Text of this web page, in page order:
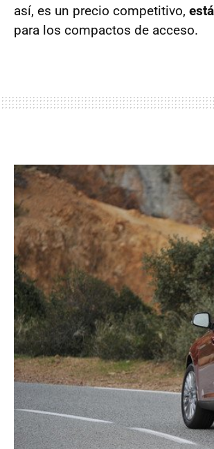
así, es un precio competitivo,
para los compactos de acceso.